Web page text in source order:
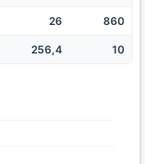
26 860
256,4 10